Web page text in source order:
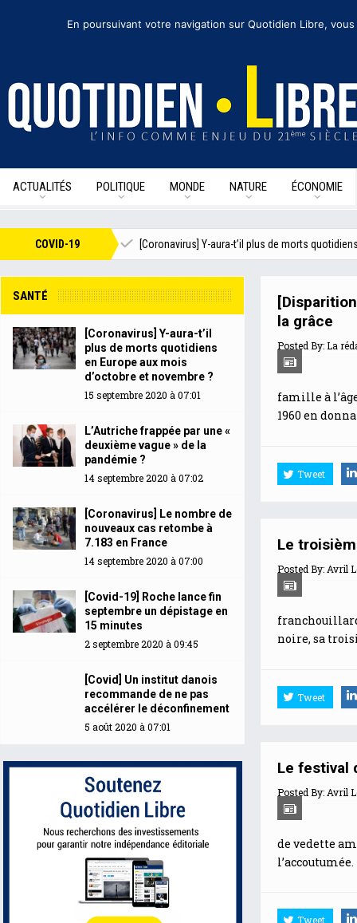
ACTUALITÉS POLITIQUE MONDE NATURE ÉCONOMIE
COVID-19
navigue à vue [Coronavirus] Y-aura-t’il plus de morts quotidiens en
la grâce
Posted By:La
famille à
1960 en
Tweet
Le
Posted By: Avril
noire, sa
Tweet
Le festival
Posted By: Avril
de vedette
Tweet
SANTÉ
[Coronavirus] Y-aura-t’il
plus de morts quotidiens
en Europe aux mois
d’octobre et novembre ?
15 septembre 2020 à 07:01
L’Autriche frappée par une «
deuxième vague » de la
pandémie ?
14 septembre 2020 à 07:02
[Coronavirus] Le nombre de
nouveaux cas retombe à
7.183 en France
14 septembre 2020 à 07:00
[Covid-19] Roche lance fin
septembre un dépistage en
15 minutes
2 septembre 2020 à 09:45
[Covid] Un institut danois
recommande de ne pas
accélérer le déconfinement
5 août 2020 à 07:01
En poursuivant votre navigation sur Quotidien Libre,